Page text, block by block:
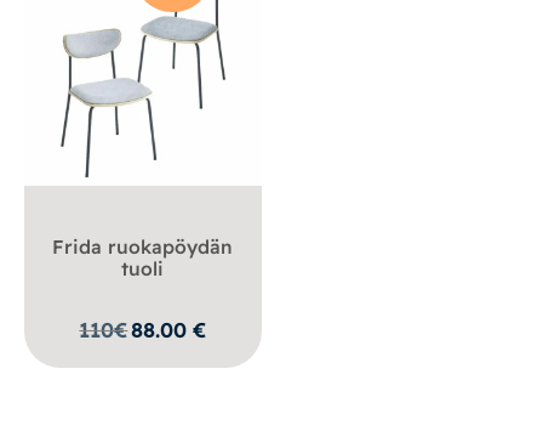
Frida ruokapöydän
tuoli
110€88.00€